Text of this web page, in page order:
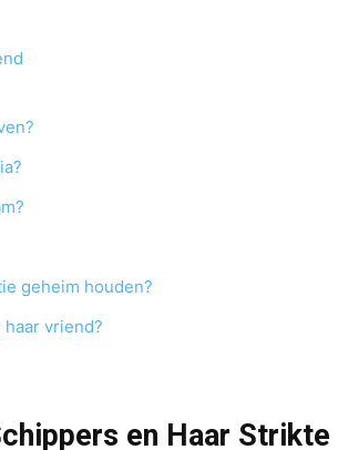
geheim houden?
vriend?
en Haar Strikte